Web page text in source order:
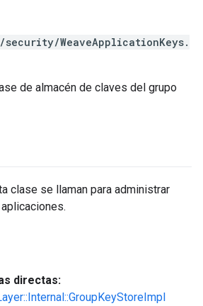
WeaveApplicationKeys.
de almacén de claves del grupo
clase se llaman para administrar
directas: